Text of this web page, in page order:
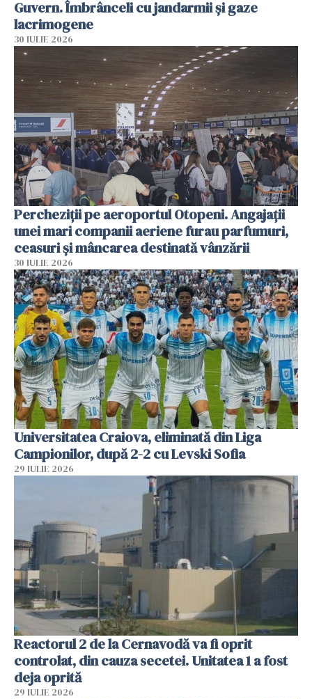
Guvern. Îmbrânceli cu jandarmii și gaze
lacrimogene
30 IULIE 2026
Percheziții pe aeroportul Otopeni. Angajații
unei mari companii aeriene furau parfumuri,
ceasuri și mâncarea destinată vânzării
30 IULIE 2026
Universitatea Craiova, eliminată din Liga
Campionilor, după 2-2 cu Levski Sofia
29 IULIE 2026
Reactorul 2 de la Cernavodă va fi oprit
controlat, din cauza secetei. Unitatea 1 a fost
deja oprită
29 IULIE 2026